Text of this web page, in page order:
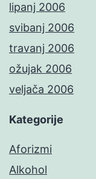
lipanj 2006
svibanj 2006
travanj 2006
ožujak 2006
veljača 2006
Kategorije
Aforizmi
Alkohol